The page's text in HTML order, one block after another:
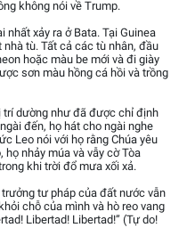
không nói về Trump.
xảy ra ở Bata. Tại Guinea
tù. Tất cả các tù nhân, đầu
hoặc màu be mới và đi giày
sơn màu hồng cá hồi và trồng
trí dường như đã được chỉ định
đến, họ hát cho ngài nghe
Leo nói với họ rằng Chúa yêu
họ nhảy múa và vẫy cờ Tòa
khi trời đổ mưa xối xả.
tư pháp của đất nước vẫn
chỗ của mình và hò reo vang
Libertad! Libertad!” (Tự do!